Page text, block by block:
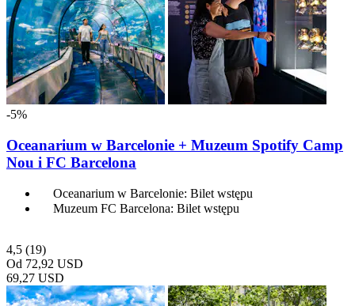
-5%
Oceanarium w Barcelonie + Muzeum Spotify Camp
Nou i FC Barcelona
Oceanarium w Barcelonie: Bilet wstępu
Muzeum FC Barcelona: Bilet wstępu
4,5 (19)
Od 72,92 USD
69,27 USD